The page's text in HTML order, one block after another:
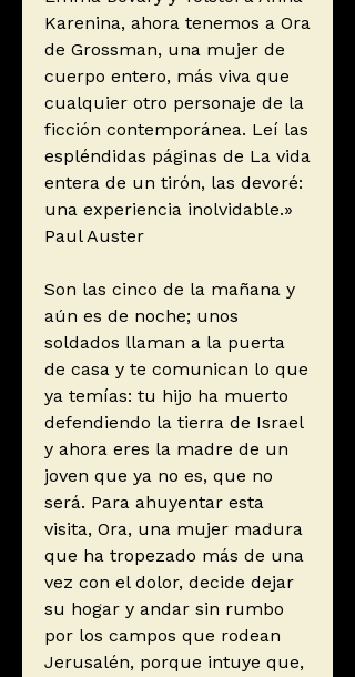
Karenina, ahora tenemos a Ora
de Grossman, una mujer de
cuerpo entero, más viva que
cualquier otro personaje de la
ficción contemporánea. Leí las
espléndidas páginas de La vida
entera de un tirón, las devoré:
una experiencia inolvidable.»
Paul Auster
Son las cinco de la mañana y
aún es de noche; unos
soldados llaman a la puerta
de casa y te comunican lo que
ya temías: tu hijo ha muerto
defendiendo la tierra de Israel
y ahora eres la madre de un
joven que ya no es, que no
será. Para ahuyentar esta
visita, Ora, una mujer madura
que ha tropezado más de una
vez con el dolor, decide dejar
su hogar y andar sin rumbo
por los campos que rodean
Jerusalén, porque intuye que,